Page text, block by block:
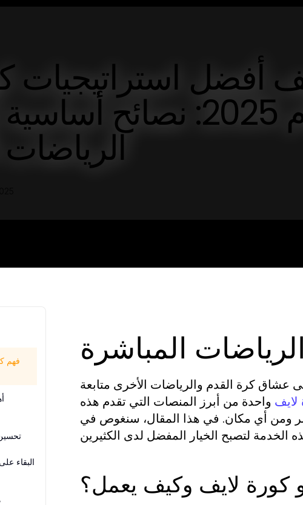
أفضل استراتيجيات
لعام 2025: نصائح
فهم
البقاء
المباشرة
عشاق كرة القدم والرياضات الأخرى متابعة
لايف واحدة من أبرز المنصات التي تقدم هذه
ومن أي مكان. في هذا المقال، سنغوص في
كورة لايف وكيف يعمل؟